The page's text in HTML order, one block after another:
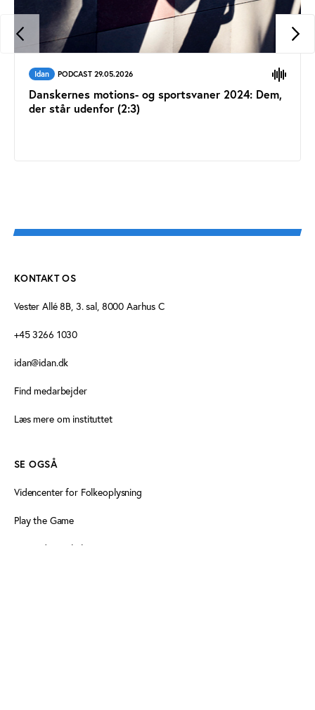
Idan PODCAST 29.05.2026
Danskernes motions- og sportsvaner 2024: Dem,
der står udenfor (2:3)
KONTAKT OS
Vester Allé 8B, 3. sal, 8000 Aarhus C
+45 3266 1030
idan@idan.dk
Find medarbejder
Læs mere om instituttet
SE OGSÅ
Videncenter for Folkeoplysning
Play the Game
Persondatapolitik